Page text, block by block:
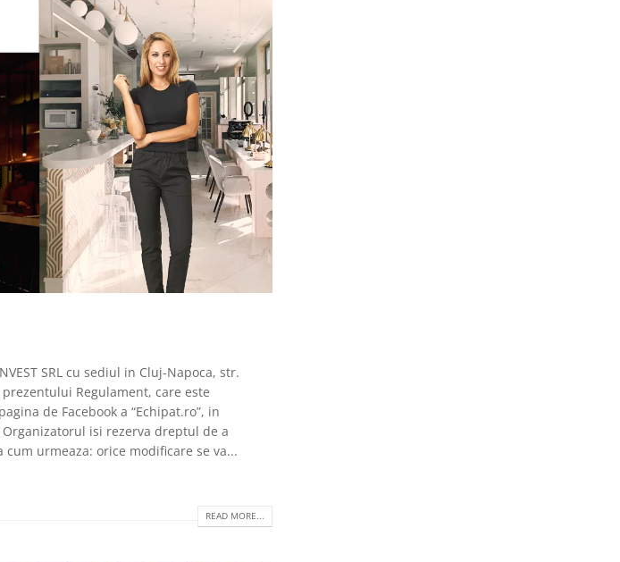
SRL cu sediul in Cluj-Napoca, str.
Regulament, care este
de Facebook a “Echipat.ro”, in
isi rezerva dreptul de a
urmeaza: orice modificare se va...
READ MORE...